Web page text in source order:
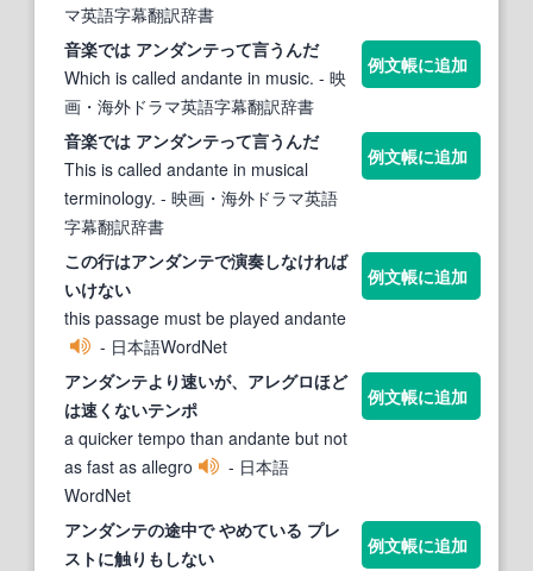
マ英語字幕翻訳辞書
音楽では アンダンテって言うんだ
Which is called andante in music. - 映
画・海外ドラマ英語字幕翻訳辞書
例文帳に追加
音楽では アンダンテって言うんだ
This is called andante in musical
terminology. - 映画・海外ドラマ英語
字幕翻訳辞書
例文帳に追加
この行はアンダンテで演奏しなければ
いけない
this passage must be played andante
- 日本語WordNet
例文帳に追加
アンダンテより速いが、アレグロほど
は速くないテンポ
a quicker tempo than andante but not
as fast as allegro
- 日本語
WordNet
例文帳に追加
アンダンテの途中で やめている プレ
ストに触りもしない
例文帳に追加